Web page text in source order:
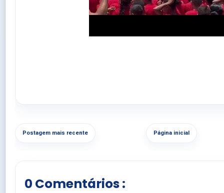
Postagem mais recente Página inicial
0 Comentários :